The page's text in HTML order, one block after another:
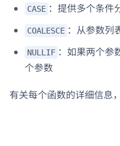
CASE ：提供多个条件
COALESCE ：从参数列
NULLIF ：如果两个参
个参数
有关每个函数的详细信息